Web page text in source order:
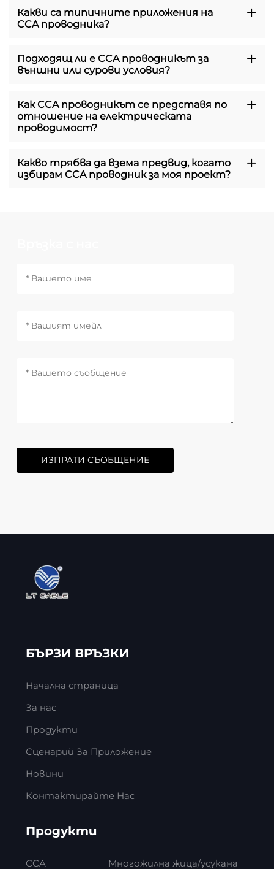
Какви са типичните приложения на
CCA проводника?
Подходящ ли е CCA проводникът за
външни или сурови условия?
Как CCA проводникът се представя по
отношение на електрическата
проводимост?
Какво трябва да взема предвид, когато
избирам CCA проводник за моя проект?
ИЗПРАТИ СЪОБЩЕНИЕ
БЪРЗИ ВРЪЗКИ
Начална страница
За нас
Продукти
Сценарий За Приложение
Новини
Контактирайте Нас
Продукти
CCA
Многожилна жица/усукана